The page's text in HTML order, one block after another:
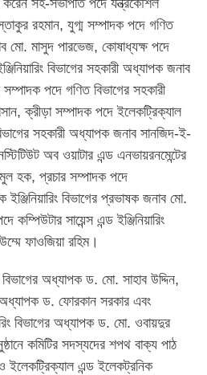
রহমান, যুগ্ম সম্পাদক পদে গণিত
মো. মাসুদ পারভেজ, কোষাধ্যক্ষ পদে
বিভাগের সহকারী অধ্যাপক জনাব
পদে গণিত বিভাগের সহকারী
ক্রীড়া সম্পাদক পদে ইলেকট্রিক্যাল
সহকারী অধ্যাপক জনাব সানজিদ-ই-
অব ওয়াটার এন্ড এনভায়রনমেন্টের
হক, প্রচার সম্পাদক পদে
বিভাগের প্রভাষক জনাব মো.
কম্পিউটার সায়েন্স এন্ড ইঞ্জিনিয়ারিং
ফাওজিয়া রহিম।
বিভাগের অধ্যাপক ড. মো. সাহাব উদ্দিন,
অধ্যাপক ড. ফোরকান সরকার এবং
বিভাগের অধ্যাপক ড. মো. ওবায়দুর
কমিটির সদস্যদের শপথ বাক্য পাঠ
ও ইলেকট্রিক্যাল এন্ড ইলেকট্রনিক